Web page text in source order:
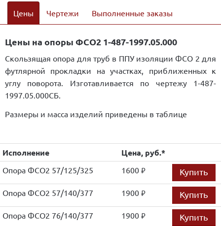
Цены Чертежи Выполненные заказы
Цены на опоры ФСО2 1-487-1997.05.000
Скользящая опора для труб в ППУ изоляции ФСО 2 для
футлярной прокладки на участках, приближенных к
углу поворота. Изготавливается по чертежу 1-487-
1997.05.000СБ.
Размеры и масса изделий приведены в таблице
Исполнение Цена, руб.*
Опора ФСО2 57/125/325 1600 руб. Купить
Опора ФСО2 57/140/377 1900 руб. Купить
Опора ФСО2 76/140/377 1900 руб. Купить